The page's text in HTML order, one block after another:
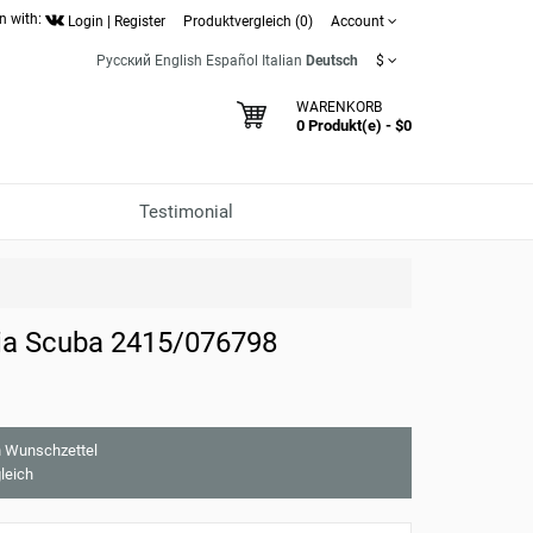
with: Login Register Produktvergleich (0) Account
Русский English Español Italian Deutsch $
WARENKORB
0 Produkt(e) - $0
Testimonial
Scuba 2415/076798